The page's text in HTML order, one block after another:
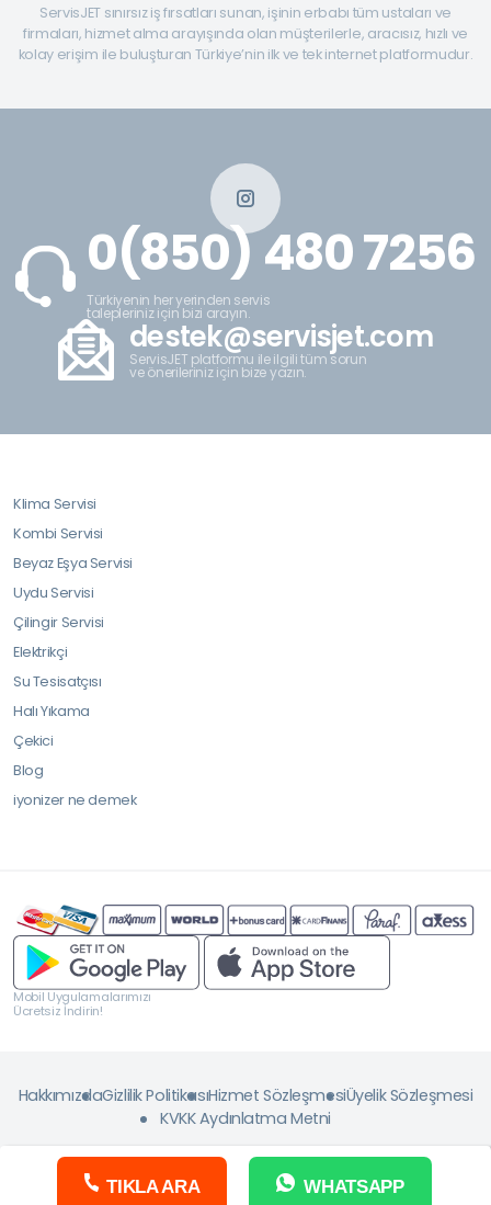
ServisJET sınırsız iş fırsatları sunan, işinin erbabı tüm ustaları ve
firmaları, hizmet alma arayışında olan müşterilerle, aracısız, hızlı ve
kolay erişim ile buluşturan Türkiye’nin ilk ve tek internet platformudur.
0(850) 480 7256
Türkiyenin her yerinden servis
talepleriniz için bizi arayın.
destek@servisjet.com
ServisJET platformu ile ilgili tüm sorun
ve önerileriniz için bize yazın.
Klima Servisi
Kombi Servisi
Beyaz Eşya Servisi
Uydu Servisi
Çilingir Servisi
Elektrikçi
Su Tesisatçısı
Halı Yıkama
Çekici
Blog
iyonizer ne demek
Mobil Uygulamalarımızı
Ücretsiz İndirin!
HakkımızdaGizlilik PolitikasıHizmet SözleşmesiÜyelik Sözleşmesi
KVKK Aydınlatma Metni
Copyright © 2026 ServisJET. Tüm Hakkı Saklıdır
TIKLA ARA WHATSAPP